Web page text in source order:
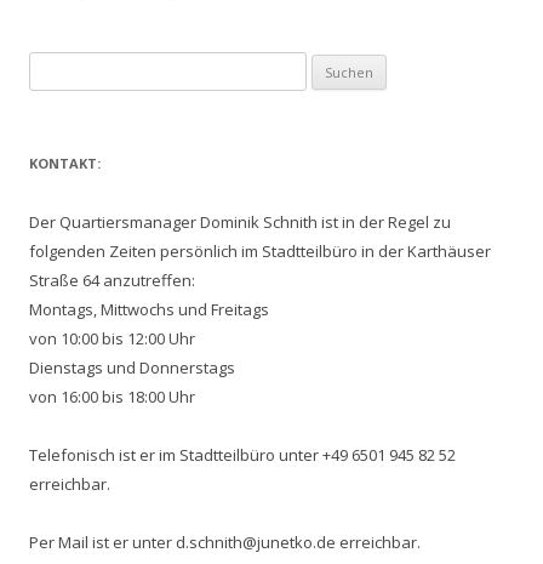
nach:
KONTAKT:
Der Quartiersmanager Dominik Schnith ist in der Regel zu
folgenden Zeiten persönlich im Stadtteilbüro in der Karthäuser
Straße 64 anzutreffen:
Montags, Mittwochs und Freitags
von 10:00 bis 12:00 Uhr
Dienstags und Donnerstags
von 16:00 bis 18:00 Uhr
Telefonisch ist er im Stadtteilbüro unter +49 6501 945 82 52
erreichbar.
Per Mail ist er unter d.schnith@junetko.de erreichbar.